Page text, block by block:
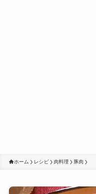
ホーム レシピ 肉料理 豚肉